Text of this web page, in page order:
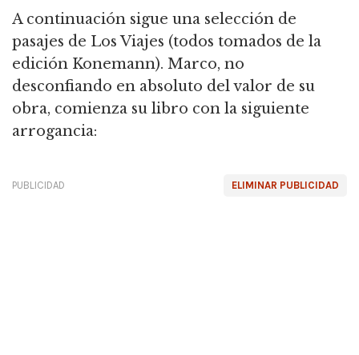
A continuación sigue una selección de
pasajes de Los Viajes (todos tomados de la
edición Konemann). Marco, no
desconfiando en absoluto del valor de su
obra, comienza su libro con la siguiente
arrogancia:
ELIMINAR PUBLICIDAD
PUBLICIDAD